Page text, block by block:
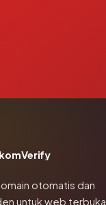
otomatis dan
untuk web terbuka.